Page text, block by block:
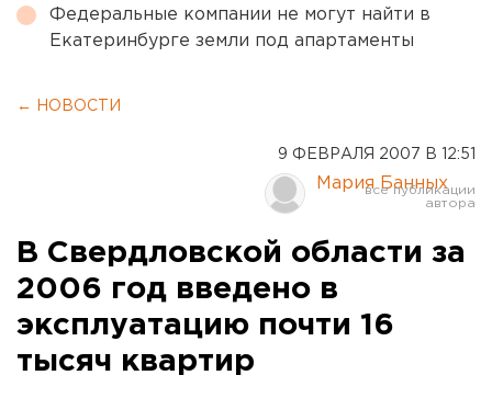
Федеральные компании не могут найти в
Екатеринбурге земли под апартаменты
← НОВОСТИ
9 ФЕВРАЛЯ 2007 В 12:51
Мария Банных
В Свердловской области за
2006 год введено в
эксплуатацию почти 16
тысяч квартир